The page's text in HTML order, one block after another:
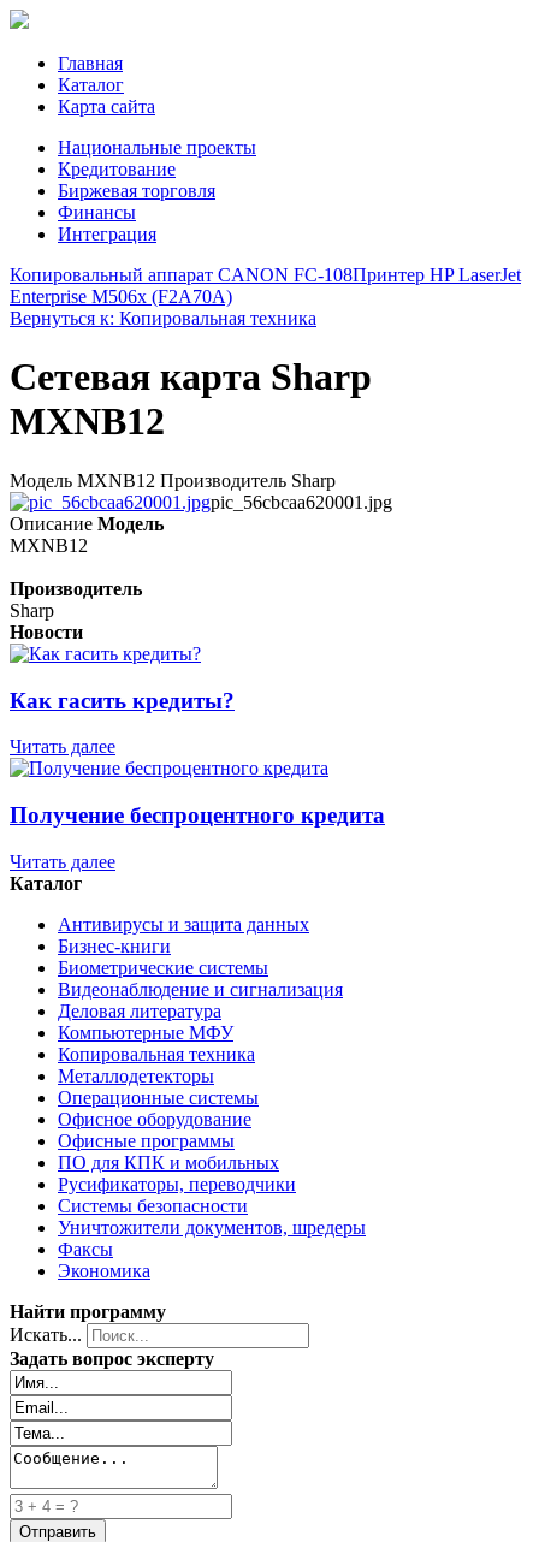
Главная
Каталог
Карта сайта
Национальные проекты
Кредитование
Биржевая торговля
Финансы
Интеграция
Копировальный аппарат CANON FC-108Принтер HP LaserJet
Enterprise M506x (F2A70A)
Вернуться к: Копировальная техника
Сетевая карта Sharp
MXNB12
Модель MXNB12 Производитель Sharp
pic_56cbcaa620001.jpg
Описание Модель
MXNB12
Производитель
Sharp
Новости
Как гасить кредиты?
Читать далее
Получение беспроцентного кредита
Читать далее
Каталог
Антивирусы и защита данных
Бизнес-книги
Биометрические системы
Видеонаблюдение и сигнализация
Деловая литература
Компьютерные МФУ
Копировальная техника
Металлодетекторы
Операционные системы
Офисное оборудование
Офисные программы
ПО для КПК и мобильных
Русификаторы, переводчики
Системы безопасности
Уничтожители документов, шредеры
Факсы
Экономика
Найти программу
Искать...
Задать вопрос эксперту